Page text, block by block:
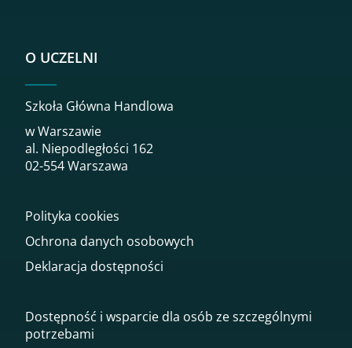
O UCZELNI
Szkoła Główna Handlowa
w Warszawie
al. Niepodległości 162
02-554 Warszawa
Polityka cookies
Ochrona danych osobowych
Deklaracja dostępności
Dostępność i wsparcie dla osób ze szczególnymi
potrzebami